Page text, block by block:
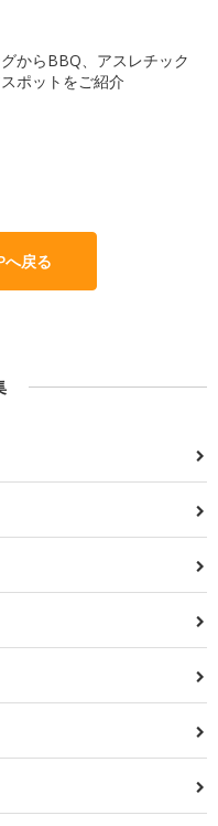
からBBQ、アスレチック
ポットをご紹介
へ戻る